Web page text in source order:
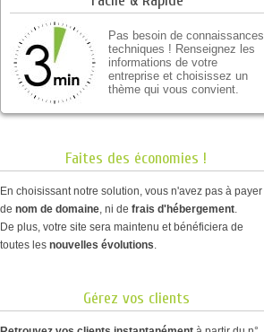
Pas besoin de connaissances
techniques ! Renseignez les
informations de votre
entreprise et choisissez un
thème qui vous convient.
Faites des économies !
En choisissant notre solution, vous n'avez pas à payer
de nom de domaine, ni de frais d'hébergement.
De plus, votre site sera maintenu et bénéficiera de
toutes les nouvelles évolutions.
Gérez vos clients